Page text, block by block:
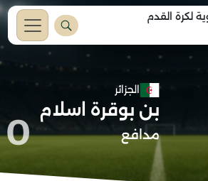
لكرة القدم
الجزائر
بن بوقرة اسلام
مدافع 0